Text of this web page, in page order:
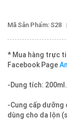
Mã Sản Phẩm: S28
* Mua hàng trực
Facebook Page
-Dung tích: 200ml.
-Cung cấp dưỡng
dùng cho da lộn